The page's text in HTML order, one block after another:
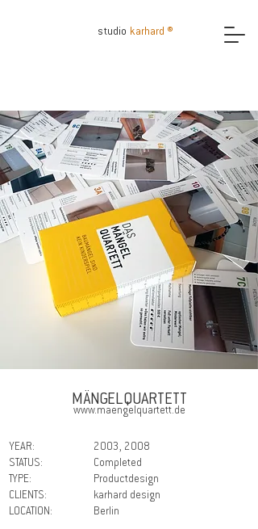
studio karhard ®
MÄNGELQUARTETT
www.maengelquartett.de
2003, 2008
YEAR:
Completed
STATUS:
TYPE:
Productdesign
CLIENTS:
karhard design
LOCATION:
Berlin